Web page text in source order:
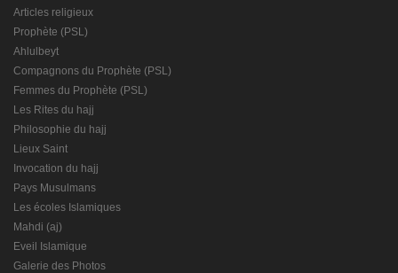
Articles religieux
Prophète (PSL)
Ahlulbeyt
Compagnons du Prophète (PSL)
Femmes du Prophète (PSL)
Les Rites du hajj
Philosophie du hajj
Lieux Saint
Invocation du hajj
Pays Musulmans
Les écoles Islamiques
Mahdi (aj)
Eveil Islamique
Galerie des Photos